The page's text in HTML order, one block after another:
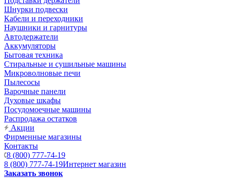
Шнурки подвески
Кабели и переходники
Наушники и гарнитуры
Автодержатели
Аккумуляторы
Бытовая техника
Стиральные и сушильные машины
Микроволновые печи
Пылесосы
Варочные панели
Духовые шкафы
Посудомоечные машины
Распродажа остатков
Акции
Фирменные магазины
Контакты
8 (800) 777-74-19
8 (800) 777-74-19Интернет магазин
Заказать звонок